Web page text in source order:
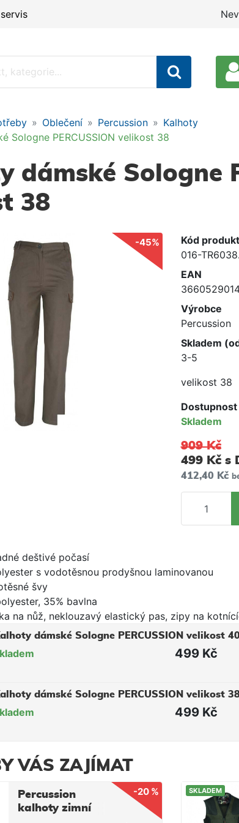
Oblečení Percussion
Kalhoty
Sologne PERCUSSION velikost 38
dámské Sologne
38
-45%
Kód
016-
EAN
Výrobce
Percussion
Skladem
3-5
velikost 38
Dostupnost
Skladem
909 Kč
499 Kč s
412,40 Kč
deštivé počasí
s vodotěsnou prodyšnou laminovanou
švy
35% bavlna
na nůž, neklouzavý elastický pas, zipy na
dámské Sologne PERCUSSION velikost
499 Kč
dámské Sologne PERCUSSION velikost
499 Kč
VÁS ZAJÍMAT
-20 %
Percussion
kalhoty zimní
SKLADEM